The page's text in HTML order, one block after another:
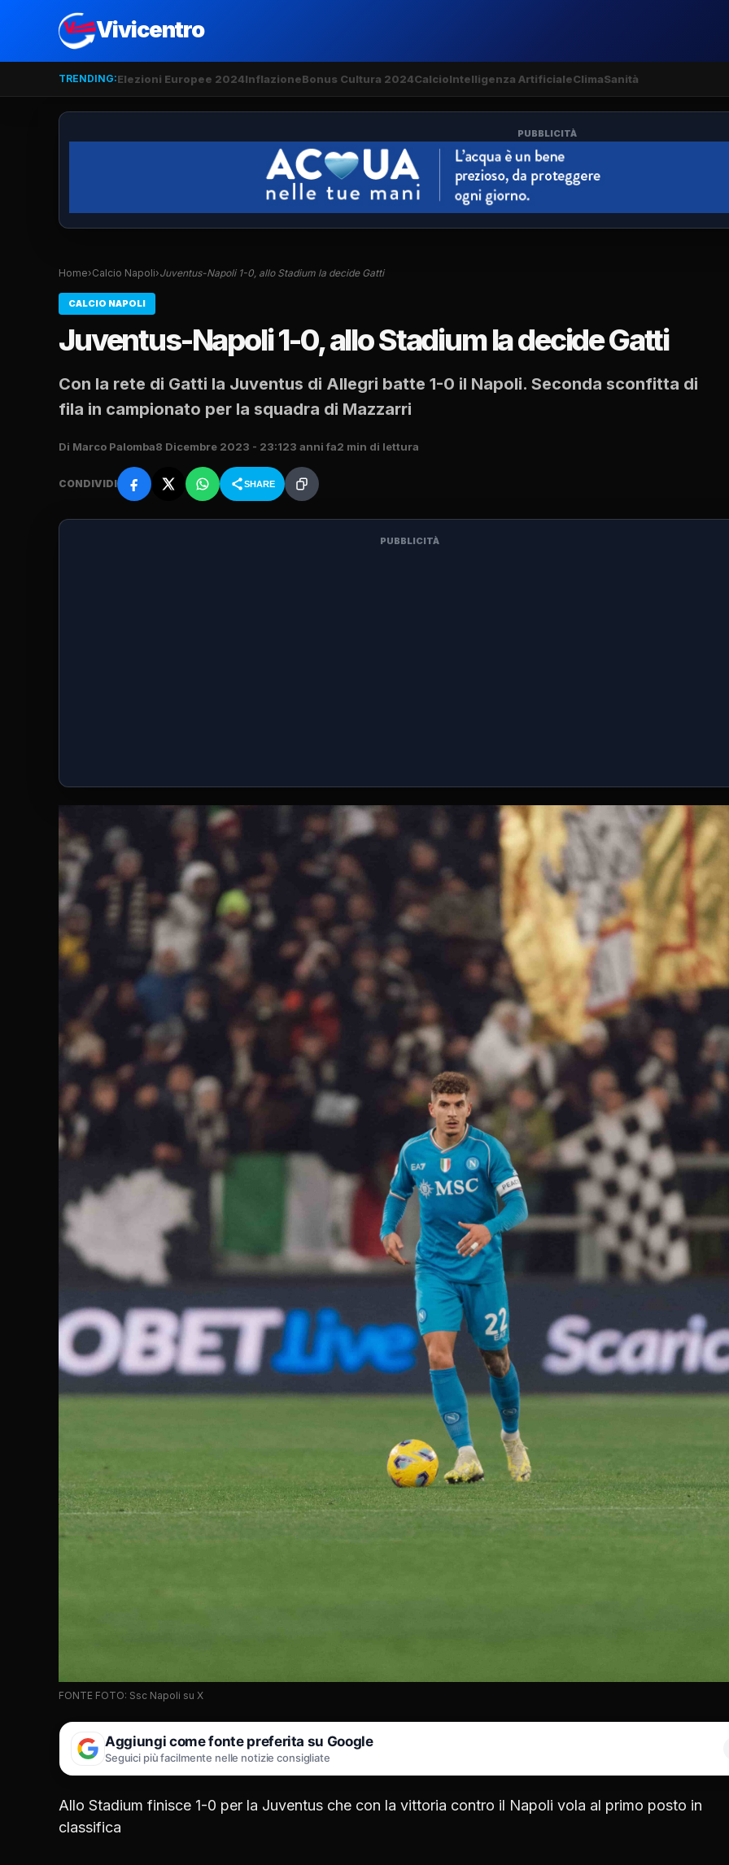
Vivicentro
TRENDING:Elezioni Europee 2024InflazioneBonus Cultura 2024CalcioIntelligenza ArtificialeClimaSanità
PUBBLICITÀ
Home›Calcio Napoli›Juventus-Napoli 1-0, allo Stadium la decide Gatti
CALCIO NAPOLI
Juventus-Napoli 1-0, allo Stadium la decide Gatti
Con la rete di Gatti la Juventus di Allegri batte 1-0 il Napoli. Seconda sconfitta di
fila in campionato per la squadra di Mazzarri
Di Marco Palomba8 Dicembre 2023 - 23:123 anni fa2 min di lettura
CONDIVIDI SHARE
PUBBLICITÀ
FONTE FOTO: Ssc Napoli su X
Aggiungi come fonte preferita su Google
Seguici più facilmente nelle notizie consigliate
Allo Stadium finisce 1-0 per la Juventus che con la vittoria contro il Napoli vola al primo posto in
classifica